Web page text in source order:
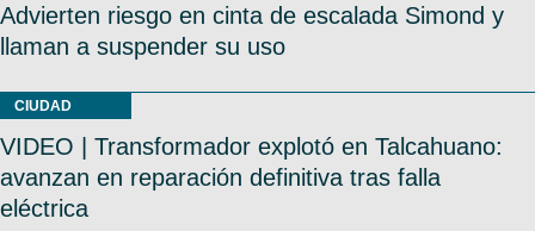
Advierten riesgo en cinta de escalada Simond y
llaman a suspender su uso
CIUDAD
VIDEO | Transformador explotó en Talcahuano:
avanzan en reparación definitiva tras falla
eléctrica